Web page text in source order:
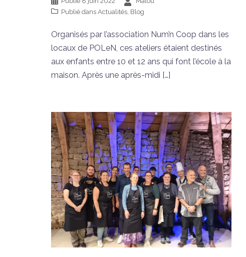
Publié dans Actualités Blog
Organisés par l’association Num’n Coop dans les
locaux de POLeN, ces ateliers étaient destinés
aux enfants entre 10 et 12 ans qui font l’école à la
maison. Après une après-midi […]